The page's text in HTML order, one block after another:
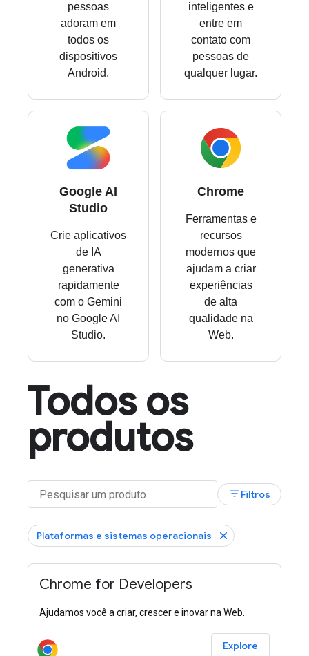
pessoas
adoram em
todos os
dispositivos
Android.
inteligentes e
entre em
contato com
pessoas de
qualquer lugar.
Google AI
Studio
Crie aplicativos
de IA
generativa
rapidamente
com o Gemini
no Google AI
Studio.
Chrome
Ferramentas e
recursos
modernos que
ajudam a criar
experiências
de alta
qualidade na
Web.
Todos os
produtos
filter_listFiltros
Plataformas e sistemas operacionais
Chrome for Developers
Ajudamos você a criar, crescer e inovar na Web.
Explore